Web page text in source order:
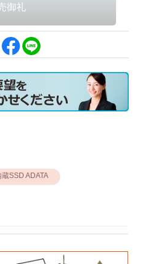
蔵SSD ADATA